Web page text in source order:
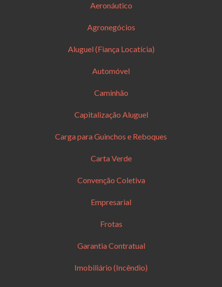
Aeronáutico
Agronegócios
Aluguel (Fiança Locatícia)
Automóvel
Caminhão
Capitalização Aluguel
Carga para Guinchos e Reboques
Carta Verde
Convenção Coletiva
Empresarial
Frotas
Garantia Contratual
Imobiliário (Incêndio)